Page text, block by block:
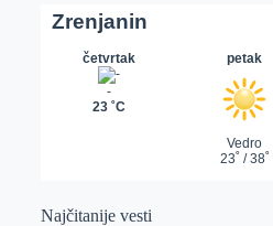
Najčitanije vesti